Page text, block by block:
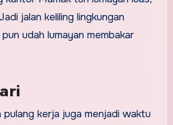
jalan keliling lingkungan
udah lumayan membakar
kerja juga menjadi waktu